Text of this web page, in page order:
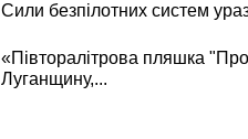
Сили безпілотних систем
«Півторалітрова пляшка
Луганщину,...